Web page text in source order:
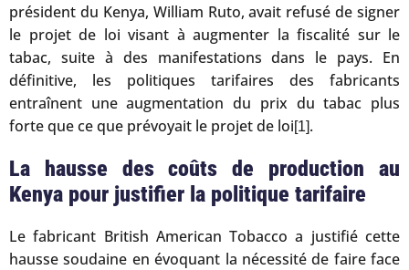
président du Kenya, William Ruto, avait refusé de signer
le projet de loi visant à augmenter la fiscalité sur le
tabac, suite à des manifestations dans le pays. En
définitive, les politiques tarifaires des fabricants
entraînent une augmentation du prix du tabac plus
forte que ce que prévoyait le projet de loi[1].
La hausse des coûts de production au
Kenya pour justifier la politique tarifaire
Le fabricant British American Tobacco a justifié cette
hausse soudaine en évoquant la nécessité de faire face